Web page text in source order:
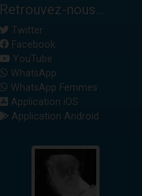
Retrouvez-nous...
Twitter
Facebook
YouTube
WhatsApp
WhatsApp Femmes
Application iOS
Application Android